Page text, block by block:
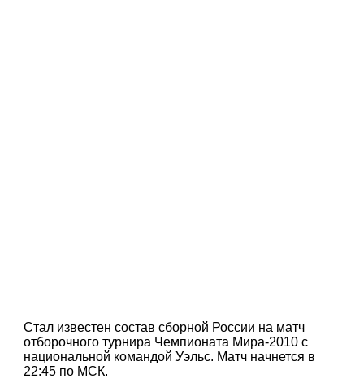
Стал известен состав сборной России на матч
отборочного турнира Чемпионата Мира-2010 с
национальной командой Уэльс. Матч начнется в
22:45 по МСК.